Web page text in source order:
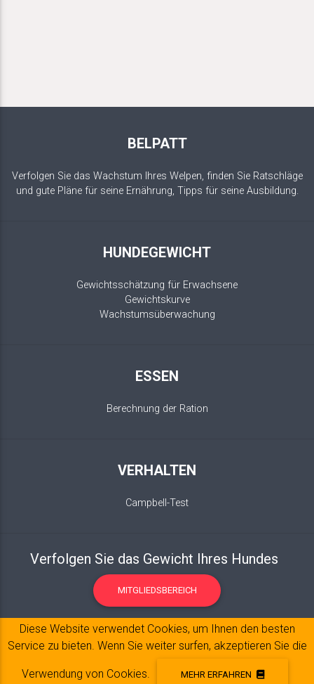
BELPATT
Verfolgen Sie das Wachstum Ihres Welpen, finden Sie Ratschläge
und gute Pläne für seine Ernährung, Tipps für seine Ausbildung.
HUNDEGEWICHT
Gewichtsschätzung für Erwachsene
Gewichtskurve
Wachstumsüberwachung
ESSEN
Berechnung der Ration
VERHALTEN
Campbell-Test
Verfolgen Sie das Gewicht Ihres Hundes
MITGLIEDSBEREICH
Diese Website verwendet Cookies, um Ihnen den besten
Service zu bieten. Wenn Sie weiter surfen, akzeptieren Sie die
Verwendung von Cookies. MEHR ERFAHREN